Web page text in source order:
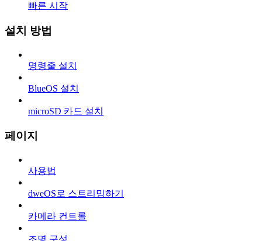
빠른 시작
설치 방법
명령줄 설치
BlueOS 설치
microSD 카드 설치
페이지
사용법
dweOS로 스트리밍하기
카메라 컨트롤